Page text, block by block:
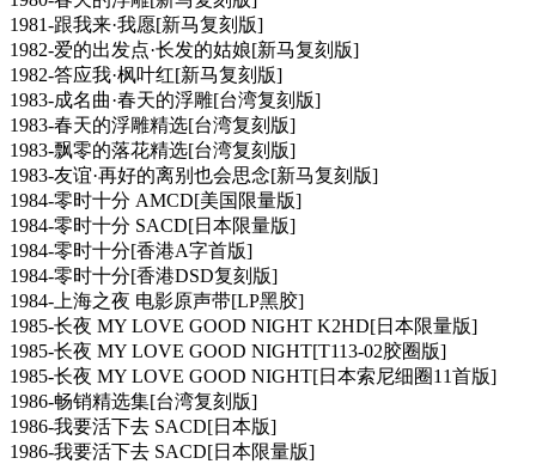
1981-跟我来·我愿[新马复刻版]
1982-爱的出发点·长发的姑娘[新马复刻版]
1982-答应我·枫叶红[新马复刻版]
1983-成名曲·春天的浮雕[台湾复刻版]
1983-春天的浮雕精选[台湾复刻版]
1983-飘零的落花精选[台湾复刻版]
1983-友谊·再好的离别也会思念[新马复刻版]
1984-零时十分 AMCD[美国限量版]
1984-零时十分 SACD[日本限量版]
1984-零时十分[香港A字首版]
1984-零时十分[香港DSD复刻版]
1984-上海之夜 电影原声带[LP黑胶]
1985-长夜 MY LOVE GOOD NIGHT K2HD[日本限量版]
1985-长夜 MY LOVE GOOD NIGHT[T113-02胶圈版]
1985-长夜 MY LOVE GOOD NIGHT[日本索尼细圈11首版]
1986-畅销精选集[台湾复刻版]
1986-我要活下去 SACD[日本版]
1986-我要活下去 SACD[日本限量版]